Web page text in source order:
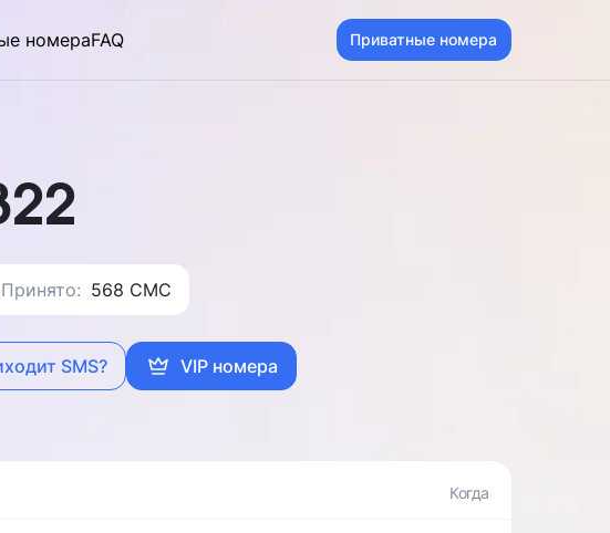
номераFAQ Приватные номера
Принято: 568 CMC
SMS? VIP номера